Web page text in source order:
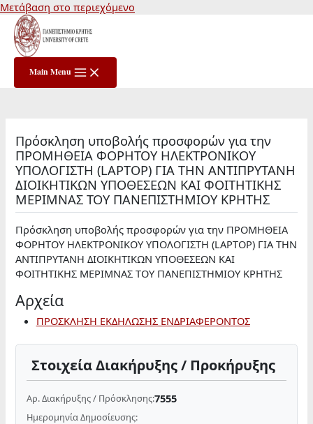
Μετάβαση στο περιεχόμενο
Main Menu
Πρόσκληση υποβολής προσφορών για την
ΠΡΟΜΗΘΕΙΑ ΦΟΡΗΤΟΥ ΗΛΕΚΤΡΟΝΙΚΟΥ
ΥΠΟΛΟΓΙΣΤΗ (LAPTOP) ΓΙΑ ΤΗΝ ΑΝΤΙΠΡΥΤΑΝΗ
ΔΙΟΙΚΗΤΙΚΩΝ ΥΠΟΘΕΣΕΩΝ ΚΑΙ ΦΟΙΤΗΤΙΚΗΣ
ΜΕΡΙΜΝΑΣ ΤΟΥ ΠΑΝΕΠΙΣΤΗΜΙΟΥ ΚΡΗΤΗΣ
Πρόσκληση υποβολής προσφορών για την ΠΡΟΜΗΘΕΙΑ
ΦΟΡΗΤΟΥ ΗΛΕΚΤΡΟΝΙΚΟΥ ΥΠΟΛΟΓΙΣΤΗ (LAPTOP) ΓΙΑ ΤΗΝ
ΑΝΤΙΠΡΥΤΑΝΗ ΔΙΟΙΚΗΤΙΚΩΝ ΥΠΟΘΕΣΕΩΝ ΚΑΙ
ΦΟΙΤΗΤΙΚΗΣ ΜΕΡΙΜΝΑΣ ΤΟΥ ΠΑΝΕΠΙΣΤΗΜΙΟΥ ΚΡΗΤΗΣ
Αρχεία
ΠΡΟΣΚΛΗΣΗ ΕΚΔΗΛΩΣΗΣ ΕΝΔΡΙΑΦΕΡΟΝΤΟΣ
Στοιχεία Διακήρυξης / Προκήρυξης
Αρ. Διακήρυξης / Πρόσκλησης:7555
Ημερομηνία Δημοσίευσης: